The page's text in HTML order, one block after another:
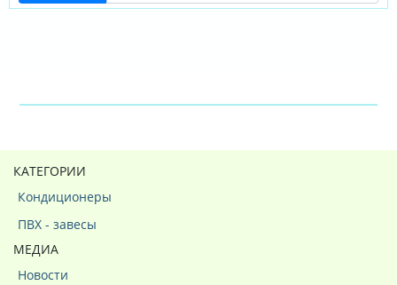
КАТЕГОРИИ
Кондиционеры
ПВХ - завесы
МЕДИА
Новости